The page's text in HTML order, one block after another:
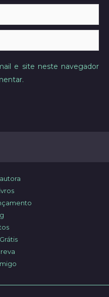
e site neste navegador